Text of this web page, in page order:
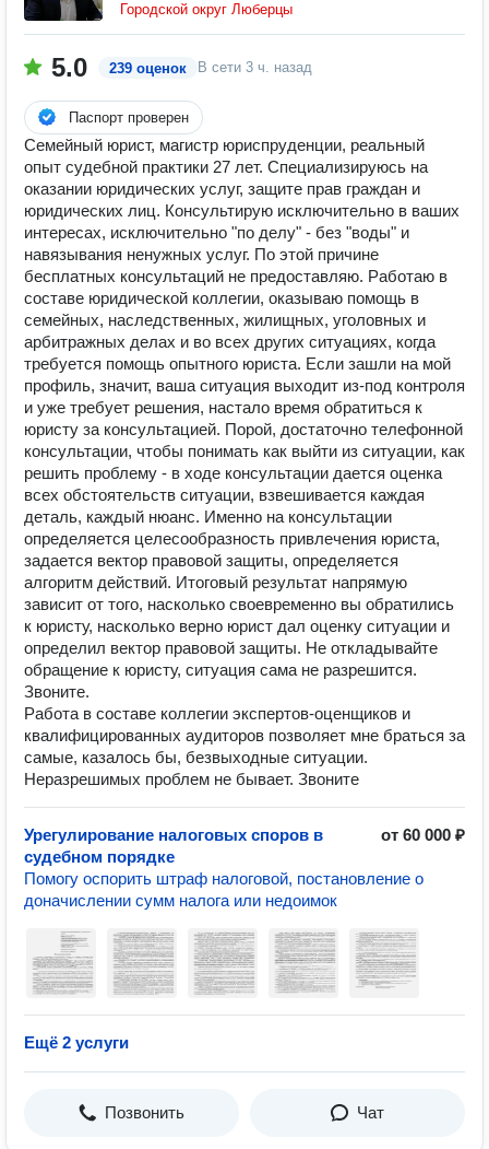
Городской округ Люберцы
5.0 239 оценок В сети 3 ч. назад
Паспорт проверен
Семейный юрист, магистр юриспруденции, реальный
опыт судебной практики 27 лет. Специализируюсь на
оказании юридических услуг, защите прав граждан и
юридических лиц. Консультирую исключительно в ваших
интересах, исключительно "по делу" - без "воды" и
навязывания ненужных услуг. По этой причине
бесплатных консультаций не предоставляю. Работаю в
составе юридической коллегии, оказываю помощь в
семейных, наследственных, жилищных, уголовных и
арбитражных делах и во всех других ситуациях, когда
требуется помощь опытного юриста. Если зашли на мой
профиль, значит, ваша ситуация выходит из-под контроля
и уже требует решения, настало время обратиться к
юристу за консультацией. Порой, достаточно телефонной
консультации, чтобы понимать как выйти из ситуации, как
решить проблему - в ходе консультации дается оценка
всех обстоятельств ситуации, взвешивается каждая
деталь, каждый нюанс. Именно на консультации
определяется целесообразность привлечения юриста,
задается вектор правовой защиты, определяется
алгоритм действий. Итоговый результат напрямую
зависит от того, насколько своевременно вы обратились
к юристу, насколько верно юрист дал оценку ситуации и
определил вектор правовой защиты. Не откладывайте
обращение к юристу, ситуация сама не разрешится.
Звоните.
Работа в составе коллегии экспертов-оценщиков и
квалифицированных аудиторов позволяет мне браться за
самые, казалось бы, безвыходные ситуации.
Неразрешимых проблем не бывает. Звоните
Урегулирование налоговых споров в
судебном порядке
от 60 000 ₽
Помогу оспорить штраф налоговой, постановление о
доначислении сумм налога или недоимок
Ещё 2 услуги
Позвонить Чат